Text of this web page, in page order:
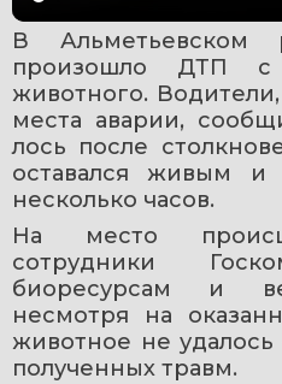
В Альметьевском
произошло ДТП с
животного.
места аварии,
лось после
оставался живым и
несколько часов.
На место
сотрудники
биоресурсам и
несмотря на
животное не удалось
полученных травм.